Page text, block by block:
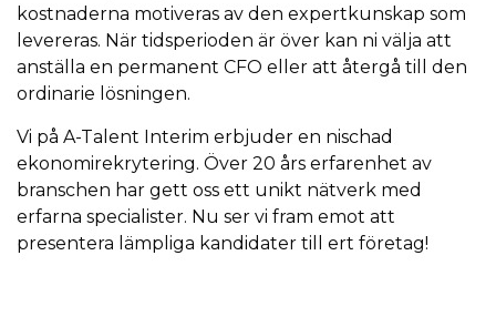
kostnaderna motiveras av den expertkunskap som
levereras. När tidsperioden är över kan ni välja att
anställa en permanent CFO eller att återgå till den
ordinarie lösningen.
Vi på A-Talent Interim erbjuder en nischad
ekonomirekrytering. Över 20 års erfarenhet av
branschen har gett oss ett unikt nätverk med
erfarna specialister. Nu ser vi fram emot att
presentera lämpliga kandidater till ert företag!